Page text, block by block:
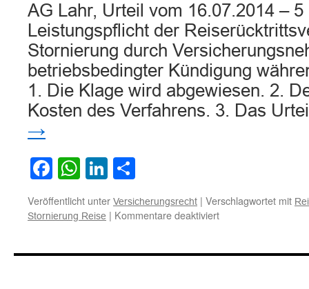
AG Lahr, Urteil vom 16.07.2014 –
Leistungspflicht der
Stornierung durch
betriebsbedingter Kündigung
1. Die Klage wird abgewiesen. 2.
Kosten des Verfahrens. 3. Das
→
Facebook
WhatsApp
LinkedIn
Veröffentlicht unter Versicherungsrecht | Verschlagwortet mit
Stornierung Reise | Kommentare deaktiviertfür
der